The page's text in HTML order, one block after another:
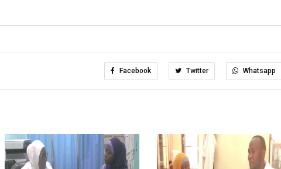
Facebook Twitter Whatsapp